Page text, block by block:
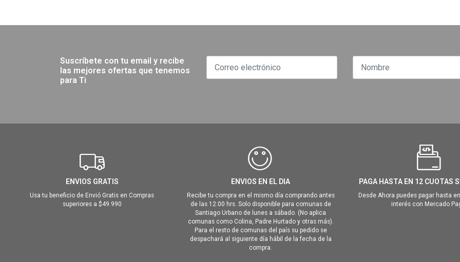
Suscríbete con tu email y recibe
las mejores ofertas que tenemos
para Ti
ENVIOS GRATIS
Usa tu beneficio de Envió Gratis en Compras
superiores a $49.990
ENVIOS EN EL DIA
Recibe tu compra en el mismo día comprando antes
de las 12:00 hrs. Solo disponible para comunas de
Santiago Urbano de lunes a sábado. (No aplica
comunas como Colina, Padre Hurtado y otras más).
Para el resto de comunas del país su pedido se
despachará al siguiente día hábil de la fecha de la
compra.
PAGA HASTA EN 12 CUOTAS
Desde Ahora puedes pagar hasta
interés con Mercado